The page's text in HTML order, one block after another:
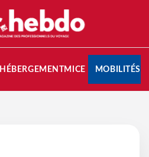
HÉBERGEMENTMICE MOBILITÉS